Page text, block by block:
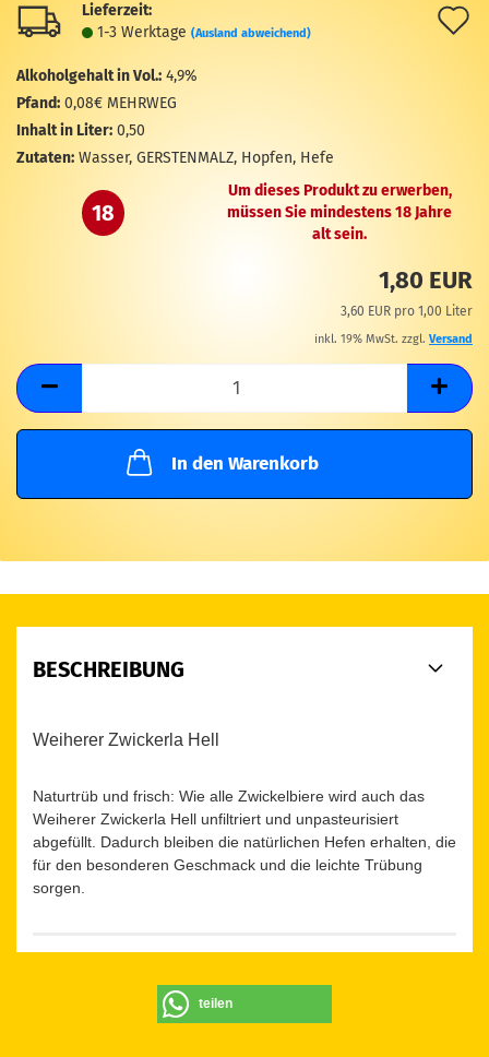
Lieferzeit:
1-3 Werktage (Ausland abweichend)
Alkoholgehalt in Vol.: 4,9%
Pfand: 0,08€ MEHRWEG
Inhalt in Liter: 0,50
Zutaten: Wasser, GERSTENMALZ, Hopfen, Hefe
18
Um dieses Produkt zu erwerben,
müssen Sie mindestens 18 Jahre
alt sein.
1,80 EUR
3,60 EUR pro 1,00 Liter
inkl. 19% MwSt. zzgl. Versand
In den Warenkorb
BESCHREIBUNG
Weiherer Zwickerla Hell
Naturtrüb und frisch: Wie alle Zwickelbiere wird auch das
Weiherer Zwickerla Hell unfiltriert und unpasteurisiert
abgefüllt. Dadurch bleiben die natürlichen Hefen erhalten, die
für den besonderen Geschmack und die leichte Trübung
sorgen.
teilen